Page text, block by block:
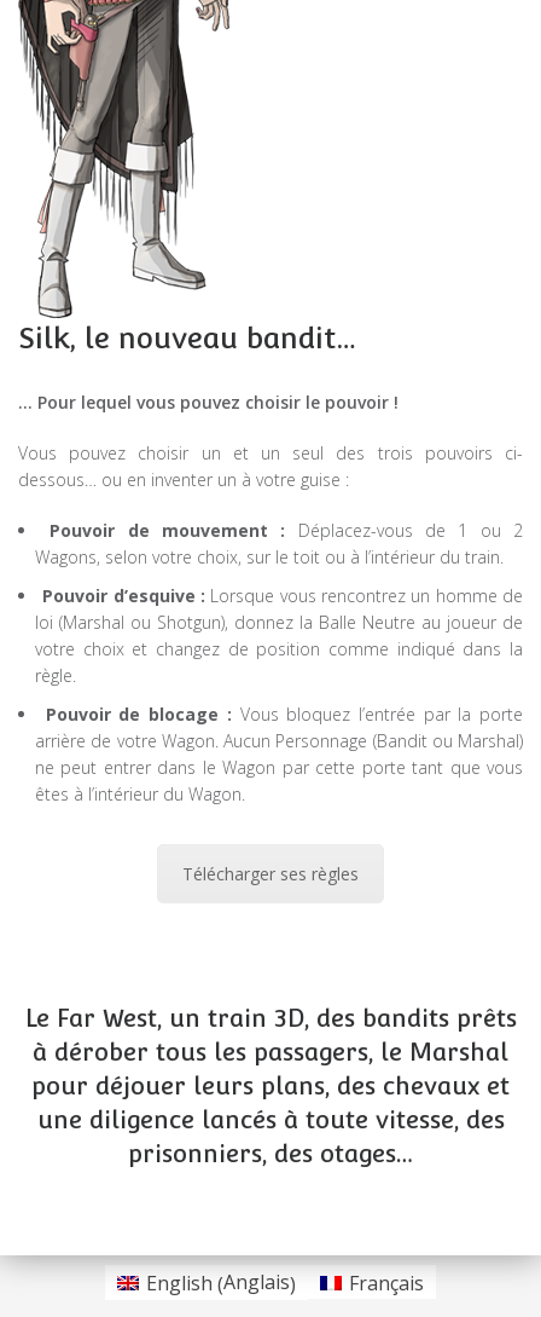
Silk, le nouveau bandit…
… Pour lequel vous pouvez choisir le pouvoir !
Vous pouvez choisir un et un seul des trois pouvoirs ci-
dessous… ou en inventer un à votre guise :
Pouvoir de mouvement : Déplacez-vous de 1 ou 2
Wagons, selon votre choix, sur le toit ou à l’intérieur du train.
Pouvoir d’esquive : Lorsque vous rencontrez un homme de
loi (Marshal ou Shotgun), donnez la Balle Neutre au joueur de
votre choix et changez de position comme indiqué dans la
règle.
Pouvoir de blocage : Vous bloquez l’entrée par la porte
arrière de votre Wagon. Aucun Personnage (Bandit ou Marshal)
ne peut entrer dans le Wagon par cette porte tant que vous
êtes à l’intérieur du Wagon.
Télécharger ses règles
Le Far West, un train 3D, des bandits prêts
à dérober tous les passagers, le Marshal
pour déjouer leurs plans, des chevaux et
une diligence lancés à toute vitesse, des
prisonniers, des otages…
English (Anglais) Français